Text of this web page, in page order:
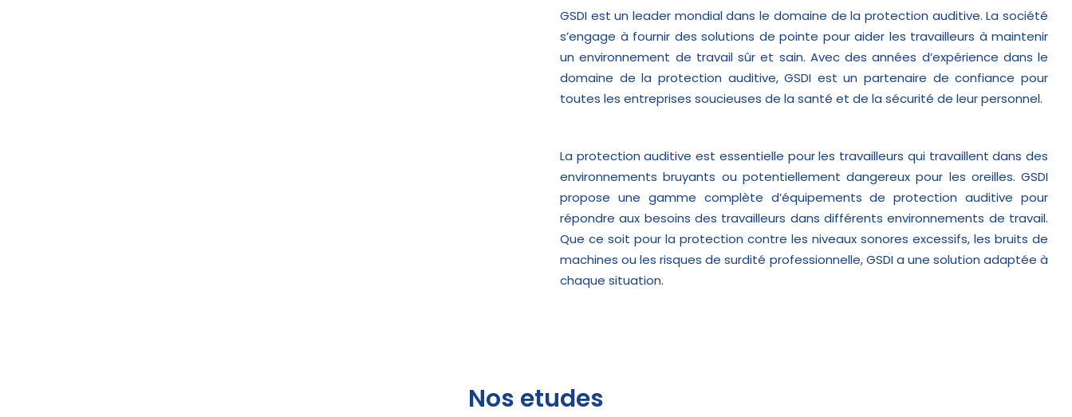
GSDI est un leader mondial dans le domaine de la protection auditive. La société
s’engage à fournir des solutions de pointe pour aider les travailleurs à maintenir
un environnement de travail sûr et sain. Avec des années d’expérience dans le
domaine de la protection auditive, GSDI est un partenaire de confiance pour
toutes les entreprises soucieuses de la santé et de la sécurité de leur personnel.
La protection auditive est essentielle pour les travailleurs qui travaillent dans des
environnements bruyants ou potentiellement dangereux pour les oreilles. GSDI
propose une gamme complète d’équipements de protection auditive pour
répondre aux besoins des travailleurs dans différents environnements de travail.
Que ce soit pour la protection contre les niveaux sonores excessifs, les bruits de
machines ou les risques de surdité professionnelle, GSDI a une solution adaptée à
chaque situation.
Nos etudes